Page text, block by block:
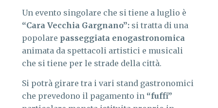
Un evento singolare che si tiene a luglio è
“Cara Vecchia Gargnano”: si tratta di una
popolare passeggiata enogastronomica
animata da spettacoli artistici e musicali
che si tiene per le strade della città.
Si potrà girare tra i vari stand gastronomici
che prevedono il pagamento in “fuffi”